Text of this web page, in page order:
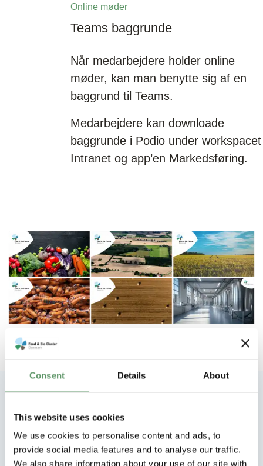
Consent Details About
This website uses cookies
We use cookies to personalise content and ads, to
provide social media features and to analyse our traffic.
We also share information about your use of our site with
Online møder
Teams baggrunde
Når medarbejdere holder online
møder, kan man benytte sig af en
baggrund til Teams.
Medarbejdere kan downloade
baggrunde i Podio under workspacet
Intranet og app’en Markedsføring.
gennemslagskraft
PowerPoint-skabeloner